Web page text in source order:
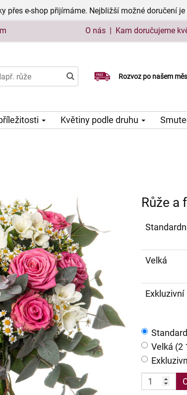
přes e-shop přijímáme. Nejbližší možné doručení
O nás | Kam doručujeme
Rozvoz po našem
Možný výběr času a
Květiny podle druhu
Růže a
Velká
Exkluzivní
Velká (2